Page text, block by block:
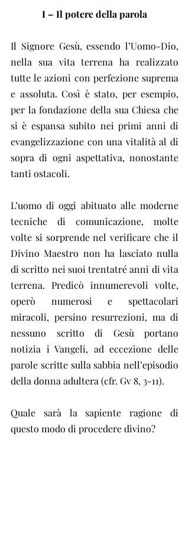
I – Il potere della parola
Il Signore Gesù, essendo l’Uomo-Dio,
nella sua vita terrena ha realizzato
tutte le azioni con perfezione suprema
e assoluta. Così è stato, per esempio,
per la fondazione della sua Chiesa che
si è espansa subito nei primi anni di
evangelizzazione con una vitalità al di
sopra di ogni aspettativa, nonostante
tanti ostacoli.
L’uomo di oggi abituato alle moderne
tecniche di comunicazione, molte
volte si sorprende nel verificare che il
Divino Maestro non ha lasciato nulla
di scritto nei suoi trentatré anni di vita
terrena. Predicò innumerevoli volte,
operò numerosi e spettacolari
miracoli, persino resurrezioni, ma di
nessuno scritto di Gesù portano
notizia i Vangeli, ad eccezione delle
parole scritte sulla sabbia nell’episodio
della donna adultera (cfr. Gv 8, 3-11).
Quale sarà la sapiente ragione di
questo modo di procedere divino?